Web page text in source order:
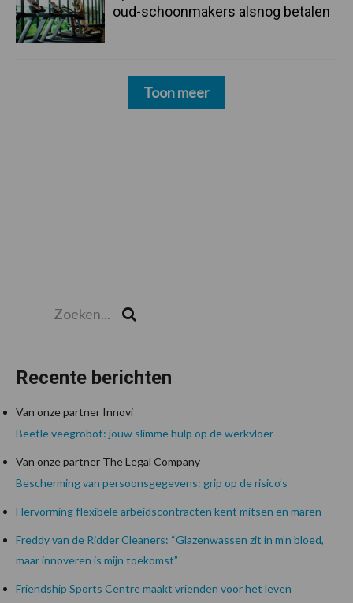
oud-schoonmakers alsnog betalen
Toon meer
Recente berichten
Van onze partner Innovi
Beetle veegrobot: jouw slimme hulp op de werkvloer
Van onze partner The Legal Company
Bescherming van persoonsgegevens: grip op de risico’s
Hervorming flexibele arbeidscontracten kent mitsen en maren
Freddy van de Ridder Cleaners: “Glazenwassen zit in m’n bloed,
maar innoveren is mijn toekomst”
Friendship Sports Centre maakt vrienden voor het leven